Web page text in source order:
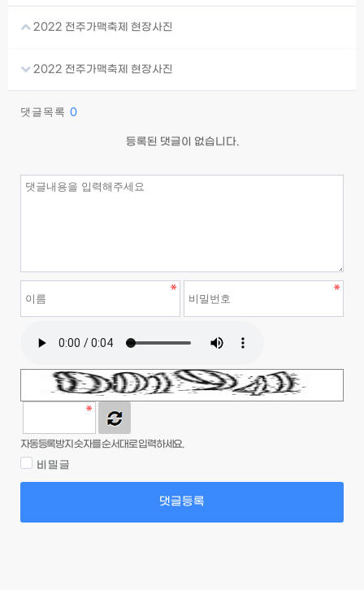
2022 전주가맥축제 현장사진
2022 전주가맥축제 현장사진
댓글목록 0
등록된 댓글이 없습니다.
자동등록방지 숫자를 순서대로 입력하세요.
비밀글
댓글등록